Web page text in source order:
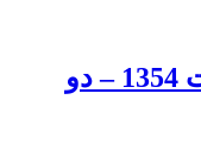
تمبر روز جهانی ارتباطات 1354 – دو